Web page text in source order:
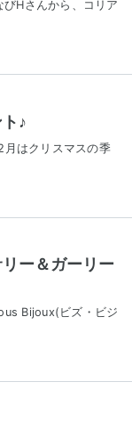
Hさんから、コリア
♪
月はクリスマスの季
ー＆ガーリー
Bijoux(ビズ・ビジ